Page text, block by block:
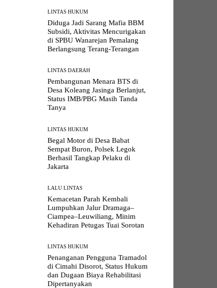
LINTAS HUKUM
Diduga Jadi Sarang Mafia BBM
Subsidi, Aktivitas Mencurigakan
di SPBU Wanarejan Pemalang
Berlangsung Terang-Terangan
LINTAS DAERAH
Pembangunan Menara BTS di
Desa Koleang Jasinga Berlanjut,
Status IMB/PBG Masih Tanda
Tanya
LINTAS HUKUM
Begal Motor di Desa Babat
Sempat Buron, Polsek Legok
Berhasil Tangkap Pelaku di
Jakarta
LALU LINTAS
Kemacetan Parah Kembali
Lumpuhkan Jalur Dramaga–
Ciampea–Leuwiliang, Minim
Kehadiran Petugas Tuai Sorotan
LINTAS HUKUM
Penanganan Pengguna Tramadol
di Cimahi Disorot, Status Hukum
dan Dugaan Biaya Rehabilitasi
Dipertanyakan